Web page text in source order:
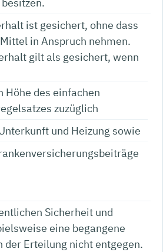
ist gesichert, ohne dass
in Anspruch nehmen.
gilt als gesichert, wenn
Höhe des einfachen
tzes zuzüglich
und Heizung sowie
Sicherheit und
eine begangene
der Erteilung nicht entgegen.